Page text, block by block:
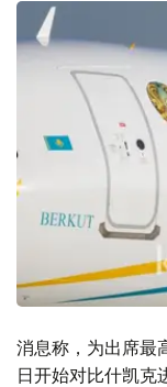
消息称，为出席最
日开始对比什凯克